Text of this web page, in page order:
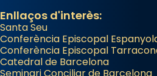
a la “Missa de les Santes”
Glòria”) fou composta el
Manuel Blanch, amb aire
italianitzant; s’interpreta
Enllaços d'interès:
Santa Seu
Conferència Episcopal
Conferència Episcopal
Catedral de Barcelona